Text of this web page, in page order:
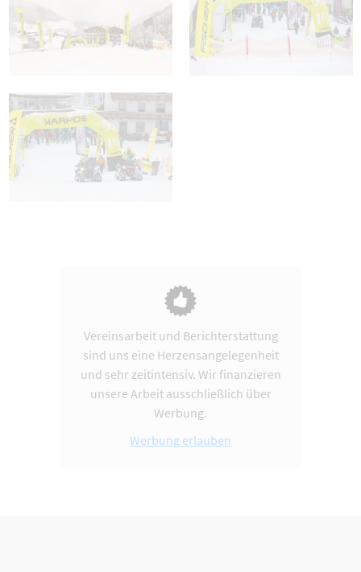
Vereinsarbeit und Berichterstattung
sind uns eine Herzensangelegenheit
und sehr zeitintensiv. Wir finanzieren
unsere Arbeit ausschließlich über
Werbung.
Werbung erlauben